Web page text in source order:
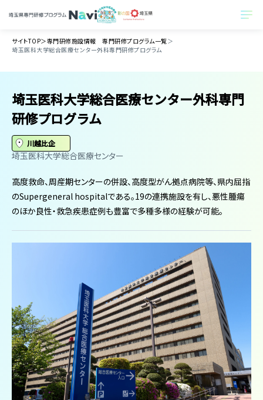
サイトTOP＞専門研修施設情報 専門研修プログラム一覧＞
埼玉医科大学総合医療センター外科専門研修プログラム
埼玉医科大学総合医療センター外科専門
研修プログラム
川越比企
埼玉医科大学総合医療センター
高度救命、周産期センターの併設、高度型がん拠点病院等、県内屈指
のSupergeneral hospitalである。19の連携施設を有し、悪性腫瘍
のほか良性・救急疾患症例も豊富で多種多様の経験が可能。